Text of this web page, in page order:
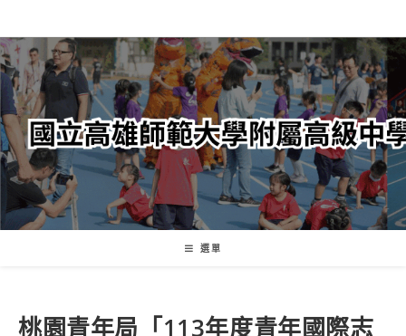
轉
至
主
內
容
選單
桃園青年局「113年度青年國際志